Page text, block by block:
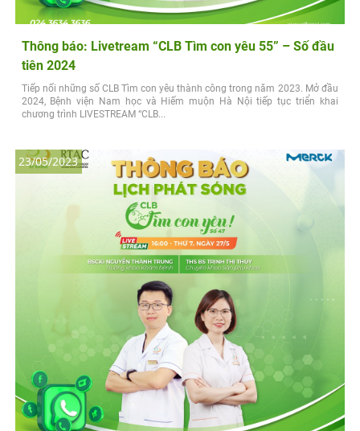
Thông báo: Livetream “CLB Tìm con yêu 55” – Số đầu
tiên 2024
Tiếp nối những số CLB Tìm con yêu thành công trong năm 2023. Mở đầu
2024, Bệnh viện Nam học và Hiếm muộn Hà Nội tiếp tục triển khai
chương trình LIVESTREAM “CLB...
23/05/2023